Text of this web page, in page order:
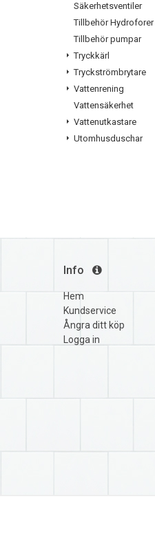
Säkerhetsventiler
Tillbehör Hydroforer
Tillbehör pumpar
Tryckkärl
Tryckströmbrytare
Vattenrening
Vattensäkerhet
Vattenutkastare
Utomhusduschar
Info
Hem
Kundservice
Ångra ditt köp
Logga in